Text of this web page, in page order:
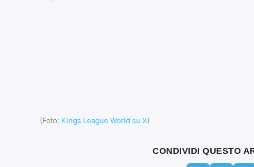
(Foto: Kings League World su X)
CONDIVIDI QUESTO